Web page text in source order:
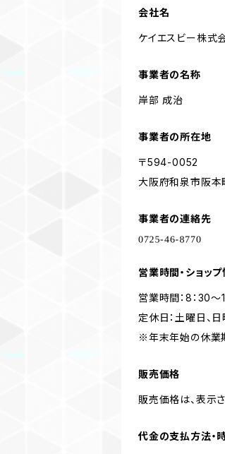
会社名
ケイエスビー株式
事業者の名称
岸部 成治
事業者の所在地
〒594-0052
大阪府和泉市阪本
事業者の連絡先
営業時間・ショッ
営業時間：8：30～
定休日：土曜日、日
※年末年始の休業
販売価格
販売価格は、表示
代金の支払方法・